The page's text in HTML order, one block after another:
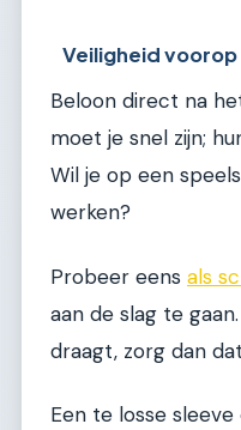
Veiligheid voorop
Beloon direct na
moet je snel zijn;
Wil je op een
werken?
Probeer eens als
aan de slag te
draagt, zorg dan
Een te losse